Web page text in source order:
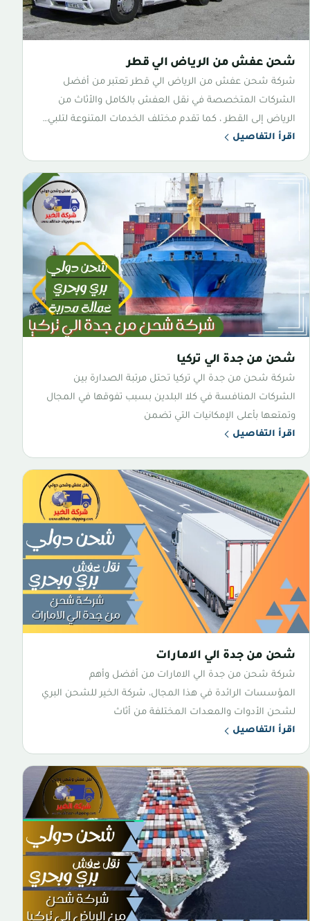
شحن عفش من الرياض الي قطر
شركة شحن عفش من الرياض الي قطر تعتبر من أفضل
الشركات المتخصصة في نقل العفش بالكامل والأثاث من
الرياض إلى القطر ، كما تقدم مختلف الخدمات المتنوعة لتلبي…
اقرأ التفاصيل
شحن من جدة الي تركيا
شركة شحن من جدة الي تركيا تحتل مرتبة الصدارة بين
الشركات المنافسة في كلا البلدين بسبب تفوقها في المجال
وتمتعها بأعلى الإمكانيات التي تضمن
اقرأ التفاصيل
شحن من جدة الي الامارات
شركة شحن من جدة الي الامارات من أفضل وأهم
المؤسسات الرائدة في هذا المجال، شركة الخير للشحن البري
لشحن الأدوات والمعدات المختلفة من أثاث
اقرأ التفاصيل